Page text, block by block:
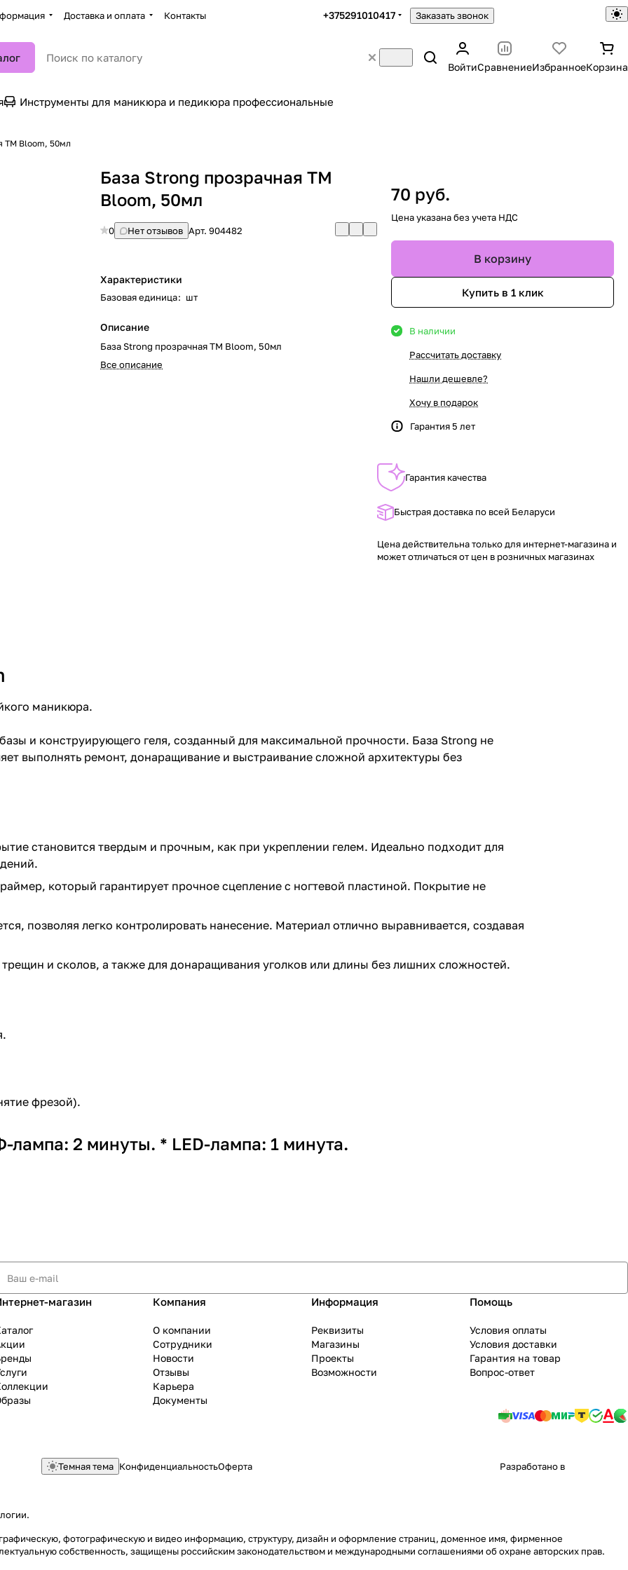
Доставка и оплата Контакты +375291010417 Заказать звонок
ВойтиСравнениеИзбранноеКорзина
Инструменты для маникюра и педикюра профессиональные
TM Bloom, 50мл
База Strong прозрачная TM
Bloom, 50мл
0 Нет отзывов Арт.904482
Характеристики
Базовая единица: шт
Описание
База Strong прозрачная TM Bloom, 50мл
Все описание
70 руб.
Цена указана без учета НДС
В корзину
Купить в 1 клик
В наличии
Рассчитать доставку
Нашли дешевле?
Хочу в подарок
Гарантия 5 лет
Гарантия качества
Быстрая доставка по всей Беларуси
Цена действительна только для интернет-магазина и
может отличаться от цен в розничных магазинах
маникюра.
и конструирующего геля, созданный для максимальной прочности. База Strong не
выполнять ремонт, донаращивание и выстраивание сложной архитектуры без
становится твердым и прочным, как при укреплении гелем. Идеально подходит для
который гарантирует прочное сцепление с ногтевой пластиной. Покрытие не
позволяя легко контролировать нанесение. Материал отлично выравнивается, создавая
и сколов, а также для донаращивания уголков или длины без лишних сложностей.
фрезой).
2 минуты. * LED-лампа: 1 минута.
магазин Компания
О компании
Сотрудники
Новости
Отзывы
Карьера
Документы
Информация
Реквизиты
Магазины
Проекты
Возможности
Помощь
Условия оплаты
Условия доставки
Гарантия на товар
Вопрос-ответ
Темная тема КонфиденциальностьОферта Разработано в
.
фотографическую и видео информацию, структуру, дизайн и оформление страниц, доменное имя, фирменное
собственность, защищены российским законодательством и международными соглашениями об охране авторских прав.